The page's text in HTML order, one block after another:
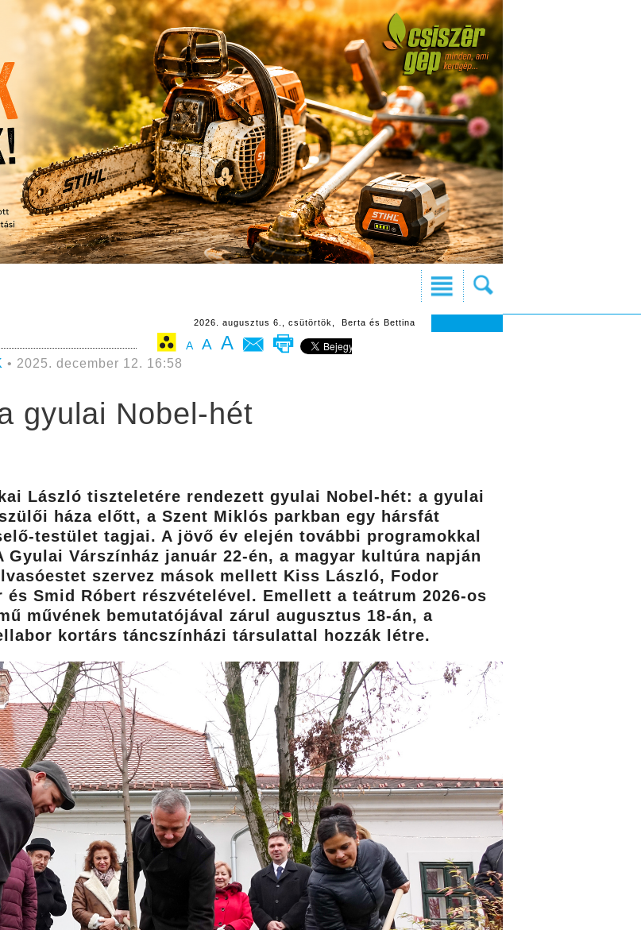
2026. augusztus 6., csütörtök, Berta és Bettina
A A A
• 2025. december 12. 16:58
gyulai Nobel-hét
László tiszteletére rendezett gyulai Nobel-hét: a gyulai
háza előtt, a Szent Miklós parkban egy hársfát
testület tagjai. A jövő év elején további programokkal
Várszínház január 22-én, a magyar kultúra napján
szervez mások mellett Kiss László, Fodor
Smid Róbert részvételével. Emellett a teátrum 2026-os
művének bemutatójával zárul augusztus 18-án, a
kortárs táncszínházi társulattal hozzák létre.